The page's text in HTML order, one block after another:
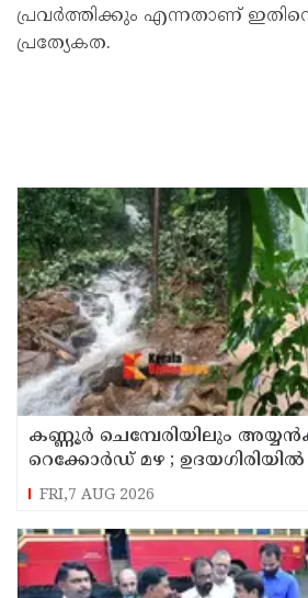
പ്രവർത്തിക്കും എന്നതാണ്
പ്രത്യേകത.
കണ്ണൂർ ചെമ്പേരിയിലും
റെക്കോർഡ് മഴ ; ഉദയഗിരിയിൽ
ഉരുൾപൊട്ടൽ; 13 പേരെ
FRI,7 AUG 2026